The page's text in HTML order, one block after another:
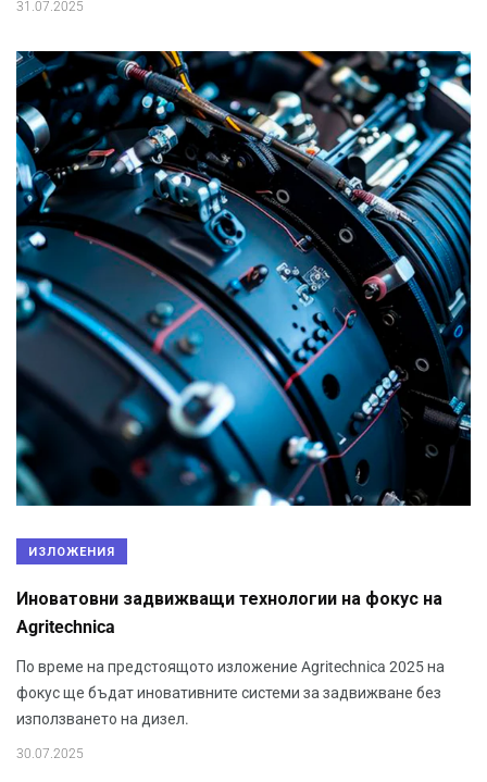
31.07.2025
ИЗЛОЖЕНИЯ
Иноватовни задвижващи технологии на фокус на
Agritechnica
По време на предстоящото изложение Agritechnica 2025 на
фокус ще бъдат иновативните системи за задвижване без
използването на дизел.
30.07.2025